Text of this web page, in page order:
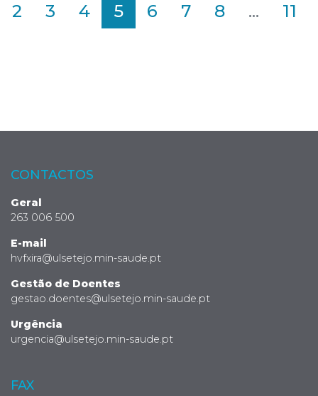
2 3 4 5 6 7 8 ... 11
CONTACTOS
Geral
263 006 500
E-mail
hvfxira@ulsetejo.min-saude.pt
Gestão de Doentes
gestao.doentes@ulsetejo.min-saude.pt
Urgência
urgencia@ulsetejo.min-saude.pt
FAX